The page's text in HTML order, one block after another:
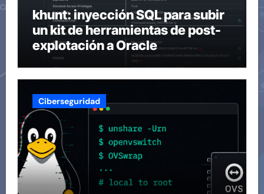
khunt: inyección SQL para subir
un kit de herramientas de post-
explotación a Oracle
Ciberseguridad